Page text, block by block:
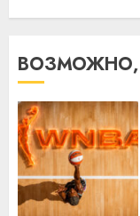
ВОЗМОЖНО,